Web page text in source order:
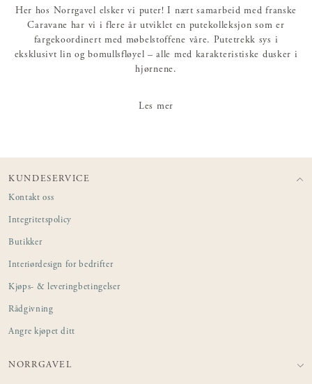
Her hos Norrgavel elsker vi puter! I nært samarbeid med franske
Caravane har vi i flere år utviklet en putekolleksjon som er
fargekoordinert med møbelstoffene våre. Putetrekk sys i
eksklusivt lin og bomullsfløyel – alle med karakteristiske dusker i
hjørnene.
Les mer
KUNDESERVICE
Kontakt oss
Integritetspolicy
Butikker
Interiørdesign for bedrifter
Kjøps- & leveringbetingelser
Rådgivning
Angre kjøpet ditt
NORRGAVEL